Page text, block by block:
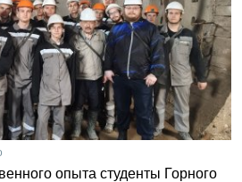
опыта студенты Горного